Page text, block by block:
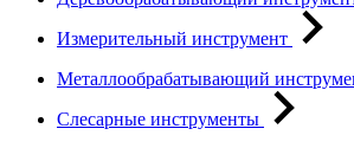
Измерительный инструмент
Металлообрабатывающий
Слесарные инструменты